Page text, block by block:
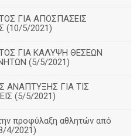
ΓΙΑ ΑΠΟΣΠΑΣΕΙΣ
5/2021)
ΓΙΑ ΚΑΛΥΨΗ ΘΕΣΕΩΝ
(5/5/2021)
ΑΝΑΠΤΥΞΗΣ ΓΙΑ ΤΙΣ
(5/5/2021)
προφύλαξη αθλητών από
4/2021)